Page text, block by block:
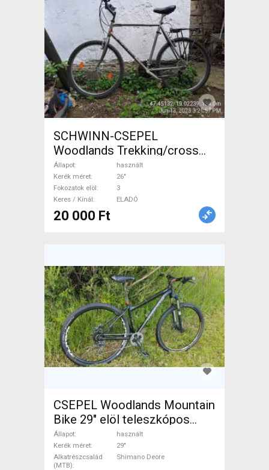
SCHWINN-CSEPEL
Woodlands Trekking/cross
patkófék használt ELADÓ
Állapot
használt
Kerék méret
26"
Fokozatok elöl
3
Keres / Kínál
ELADÓ
20 000 Ft
CSEPEL Woodlands Mountain
Bike 29" elöl teleszkópos
Shimano Deore használt
ELADÓ
Állapot
használt
Kerék méret
29"
Alkatrészcsalád
(MTB)
Shimano Deore